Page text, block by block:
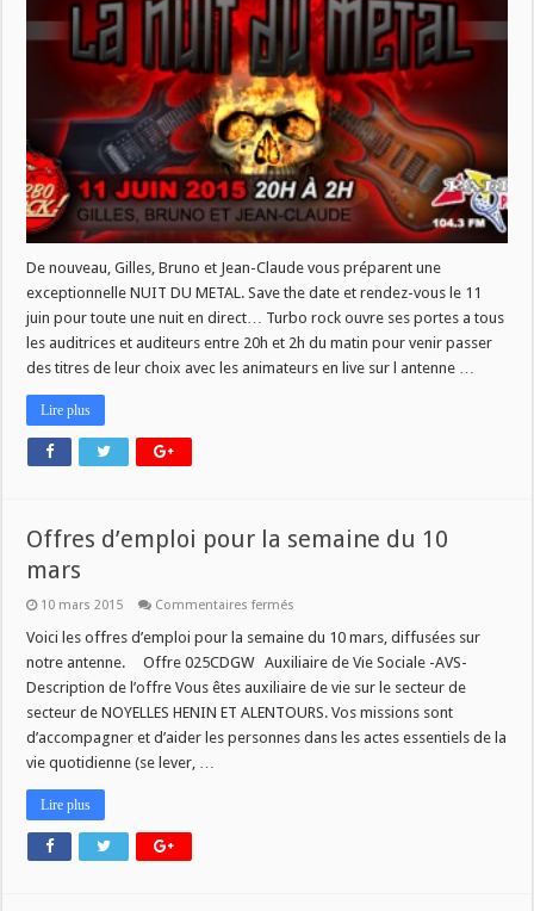
De nouveau, Gilles, Bruno et Jean-Claude vous préparent une
exceptionnelle NUIT DU METAL. Save the date et rendez-vous le 11
juin pour toute une nuit en direct… Turbo rock ouvre ses portes a tous
les auditrices et auditeurs entre 20h et 2h du matin pour venir passer
des titres de leur choix avec les animateurs en live sur l antenne …
Lire plus
Offres d’emploi pour la semaine du 10
mars
10 mars 2015 Commentaires fermés
d’emploi
la
semaine
du
10
mars
Voici les offres d’emploi pour la semaine du 10 mars, diffusées sur
notre antenne. Offre 025CDGW Auxiliaire de Vie Sociale -AVS-
Description de l’offre Vous êtes auxiliaire de vie sur le secteur de
secteur de NOYELLES HENIN ET ALENTOURS. Vos missions sont
d’accompagner et d’aider les personnes dans les actes essentiels de la
vie quotidienne (se lever, …
Lire plus